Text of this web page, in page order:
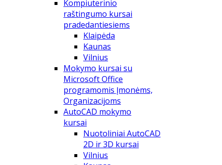
Kompiuterinio
raštingumo kursai
pradedantiesiems
Klaipėda
Kaunas
Vilnius
Mokymo kursai su
Microsoft Office
programomis Įmonėms,
Organizacijoms
AutoCAD mokymo
kursai
Nuotoliniai AutoCAD
2D ir 3D kursai
Vilnius